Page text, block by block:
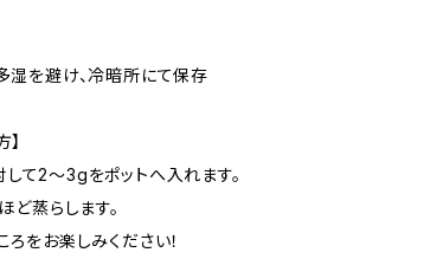
湿を避け、冷暗所にて保存
して2～3gをポットへ入れます。
ど蒸らします。
をお楽しみください！